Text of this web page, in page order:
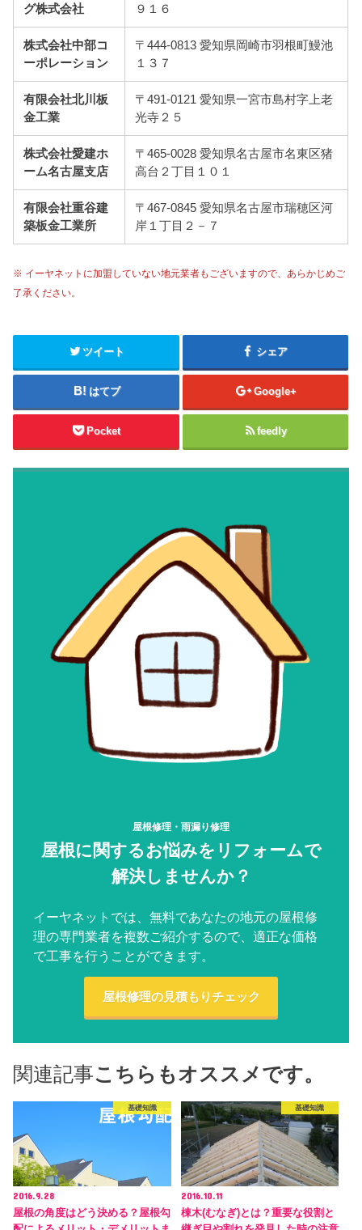
グ株式会社
９１６
株式会社中部コ
ーポレーション
〒444-0813 愛知県岡崎市羽根町鰻池
１３７
有限会社北川板
金工業
〒491-0121 愛知県一宮市島村字上老
光寺２５
株式会社愛建ホ
ーム名古屋支店
〒465-0028 愛知県名古屋市名東区猪
高台２丁目１０１
有限会社重谷建
築板金工業所
〒467-0845 愛知県名古屋市瑞穂区河
岸１丁目２－７
※ イーヤネットに加盟していない地元業者もございますので、あらかじめご
了承ください。
ツイート シェア
はてブ Google+
Pocket feedly
屋根修理・雨漏り修理
屋根に関するお悩みをリフォームで
解決しませんか？
イーヤネットでは、無料であなたの地元の屋根修
理の専門業者を複数ご紹介するので、適正な価格
で工事を行うことができます。
屋根修理の見積もりチェック
関連記事こちらもオススメです。
基礎知識
2016.9.28
屋根の角度はどう決める？屋根勾
基礎知識
2016.10.11
棟木(むなぎ)とは？重要な役割と